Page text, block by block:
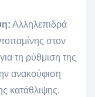
Αλληλεπιδρά
στον
τη ρύθμιση της
ανακούφιση
κατάθλιψης.